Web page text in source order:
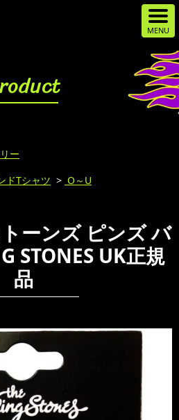
ー
ドTシャツ > O～U
ーンズ ピンズ バ
STONES UK正規
品